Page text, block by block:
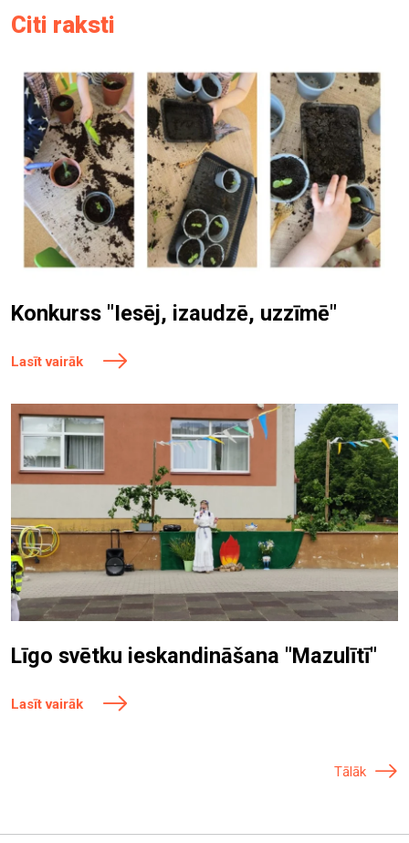
Citi raksti
Konkurss "Iesēj, izaudzē, uzzīmē"
Lasīt vairāk
Līgo svētku ieskandināšana "Mazulītī"
Lasīt vairāk
Tālāk